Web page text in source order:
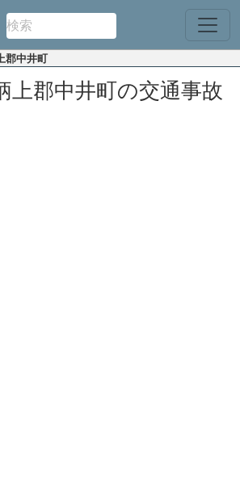
郡中井町
上郡中井町の交通事故